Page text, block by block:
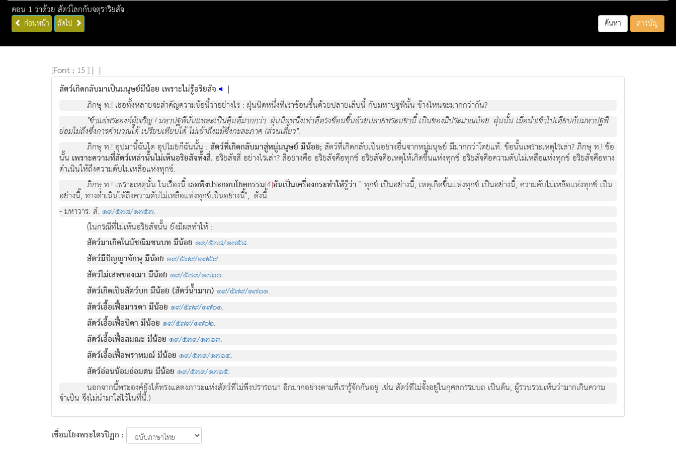
ตอน 1 ว่าด้วย สัตว์โลกกับจตุราริยสัจ
ก่อนหน้า ถัดไป ค้นหา สารบัญ
[Font : 15 ] | |
สัตว์เกิดกลับมาเป็นมนุษย์มีน้อย เพราะไม่รู้อริยสัจ |
ภิกษุ ท.! เธอทั้งหลายจะสำคัญความข้อนี้ว่าอย่างไร : ฝุ่นนิดหนึ่งที่เราช้อนขึ้นด้วยปลายเล็บนี้ กับมหาปฐพีนั้น ข้างไหนจะมากกว่ากัน?
"ข้าแต่พระองค์ผู้เจริญ ! มหาปฐพีนั่นแหละเป็นดินที่มากกว่า. ฝุ่นนิดหนึ่งเท่าที่ทรงช้อนขึ้นด้วยปลายพระนขานี้ เป็นของมีประมาณน้อย. ฝุ่นนั้น เมื่อนำเข้าไปเทียบกับมหาปฐพี
ย่อมไม่ถึงซึ่งการคำนวณได้ เปรียบเทียบได้ ไม่เข้าถึงแม้ซึ่งกะละภาค (ส่วนเสี้ยว".
ภิกษุ ท.! อุปมานี้ฉันใด อุปไมยก็ฉันนั้น :สัตว์ที่เกิดกลับมาสู่หมู่มนุษย์ มีน้อย; สัตว์ที่เกิดกลับเป็นอย่างอื่นจากหมู่มนุษย์ มีมากกว่าโดยแท้. ข้อนั้นเพราะเหตุไรเล่า? ภิกษุ ท.! ข้อ
นั้น เพราะความที่สัตว์เหล่านั้นไม่เห็นอริยสัจทั้งสี่. อริยสัจสี่ อย่างไรเล่า? สี่อย่างคือ อริยสัจคือทุกข์ อริยสัจคือเหตุให้เกิดขึ้นแห่งทุกข์ อริยสัจคือความดับไม่เหลือแห่งทุกข์ อริยสัจคือทาง
ดำเนินให้ถึงความดับไม่เหลือแห่งทุกข์.
ภิกษุ ท.! เพราะเหตุนั้น ในเรื่องนี้ เธอพึงประกอบโยคกรรม[4]อันเป็นเครื่องกระทำให้รู้ว่า " ทุกข์ เป็นอย่างนี้, เหตุเกิดขึ้นแห่งทุกข์ เป็นอย่างนี้, ความดับไม่เหลือแห่งทุกข์ เป็น
อย่างนี้, ทางดำเนินให้ถึงความดับไม่เหลือแห่งทุกข์เป็นอย่างนี้",. ดังนี้.
- มหาวาร. สํ. ๑๙/๕๗๘/๑๗๕๗.
(ในกรณีที่ไม่เห็นอริยสัจนั้น ยังมีผลทําให้ :
สัตว์มาเกิดในมัชฌิมชนบท มีน้อย ๑๙/๕๗๘/๑๗๕๘.
สัตว์มีปัญญาจักษุ มีน้อย ๑๙/๕๗๙/๑๗๕๙.
สัตว์ไม่เสพของเมา มีน้อย ๑๙/๕๗๙/๑๗๖๐.
สัตว์เกิดเป็นสัตว์บก มีน้อย (สัตว์น้ำมาก) ๑๙/๕๗๙/๑๗๖๑.
สัตว์เอื้อเฟื้อมารดา มีน้อย ๑๙/๕๗๙/๑๗๖๑.
สัตว์เอื้อเฟื้อบิดา มีน้อย ๑๙/๕๗๙/๑๗๖๒.
สัตว์เอื้อเฟื้อสมณะ มีน้อย ๑๙/๕๗๙/๑๗๖๓.
สัตว์เอื้อเฟื้อพราหมณ์ มีน้อย ๑๙/๕๗๙/๑๗๖๔.
สัตว์อ่อนน้อมถ่อมตน มีน้อย ๑๙/๕๗๙/๑๗๖๕.
นอกจากนี้พระองค์ยังได้ทรงแสดงภาวะแห่งสัตว์ที่ไม่พึงปรารถนา อีกมากอย่างตามที่เรารู้จักกันอยู่ เช่น สัตว์ที่ไม่จั้งอยู่ในกุศลกรรมบถ เป็นต้น, ผู้รวบรวมเห็นว่ามากเกินความ
จำเป็น จึงไม่นำมาใส่ไว้ในที่นี้.)
เชื่อมโยงพระไตรปิฏก :